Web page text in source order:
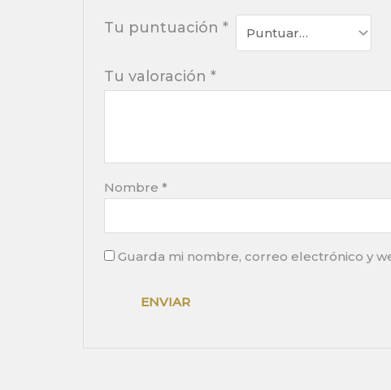
Tu puntuación*
Tu valoración*
Nombre*
Guarda mi nombre, correo electrónico y